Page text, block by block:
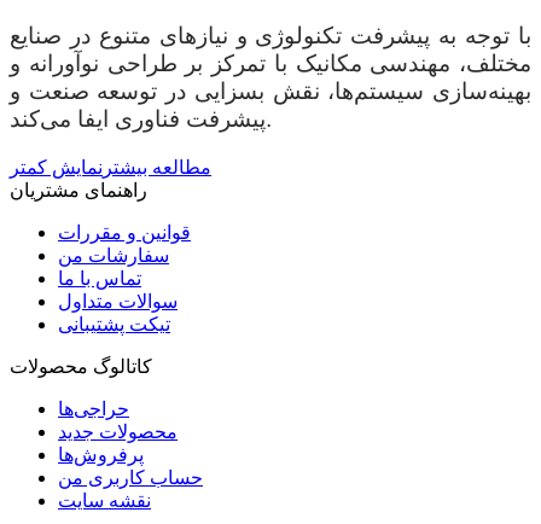
با توجه به پیشرفت تکنولوژی و نیازهای متنوع در صنایع
مختلف، مهندسی مکانیک با تمرکز بر طراحی نوآورانه و
بهینه‌سازی سیستم‌ها، نقش بسزایی در توسعه صنعت و
پیشرفت فناوری ایفا می‌کند.
مطالعه بیشتر نمایش کمتر
راهنمای مشتریان
قوانین و مقررات
سفارشات من
تماس با ما
سوالات متداول
تیکت پشتیبانی
کاتالوگ محصولات
حراجی‌ها
محصولات جدید
پرفروش‌ها
حساب کاربری من
نقشه سایت